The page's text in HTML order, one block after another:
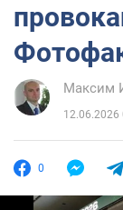
Максим
12.06.2026
0